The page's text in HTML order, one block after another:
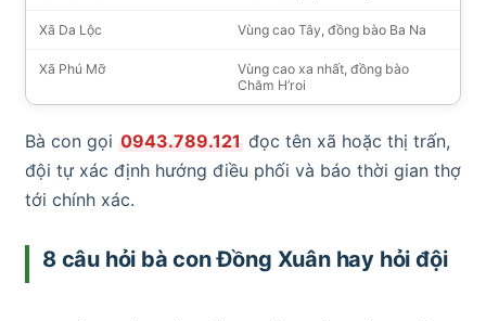
Xã Da Lộc Vùng cao Tây, đồng bào Ba Na
Xã Phú Mỡ
Vùng cao xa nhất, đồng bào
Chăm H’roi
Bà con gọi 0943.789.121 đọc tên xã hoặc thị trấn,
đội tự xác định hướng điều phối và báo thời gian thợ
tới chính xác.
8 câu hỏi bà con Đồng Xuân hay hỏi đội